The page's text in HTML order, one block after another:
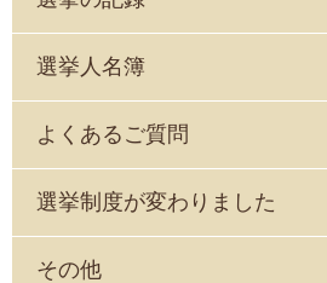
選挙人名簿
よくあるご質問
選挙制度が変わりました
その他